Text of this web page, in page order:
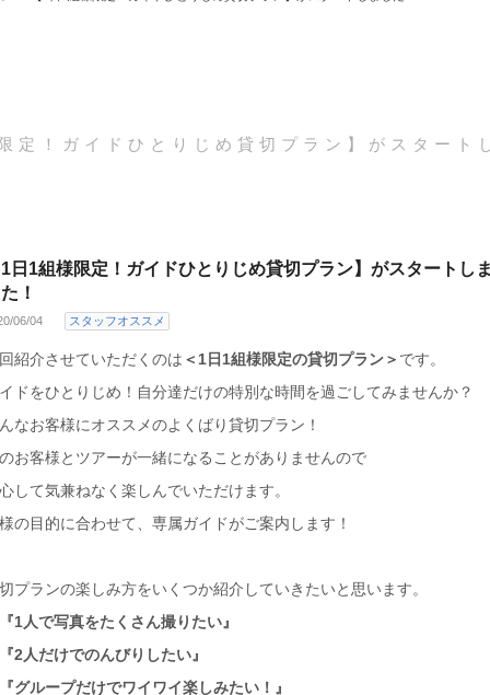
定！ガイドひとりじめ貸切プラン】がスタート
日1組様限定！ガイドひとりじめ貸切プラン】がスタートし
！
06/04 スタッフオススメ
紹介させていただくのは ＜1日1組様限定の貸切プラン＞ です。
ドをひとりじめ！自分達だけの特別な時間を過ごしてみませんか？
なお客様にオススメのよくばり貸切プラン！
お客様とツアーが一緒になることがありませんので
して気兼ねなく楽しんでいただけます。
の目的に合わせて、専属ガイドがご案内します！
プランの楽しみ方をいくつか紹介していきたいと思います。
1人で写真をたくさん撮りたい』
2人だけでのんびりしたい』
グループだけでワイワイ楽しみたい！』